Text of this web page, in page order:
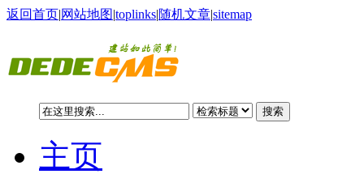
返回首页|网站地图|toplinks|随机文章|sitemap
搜索
主页